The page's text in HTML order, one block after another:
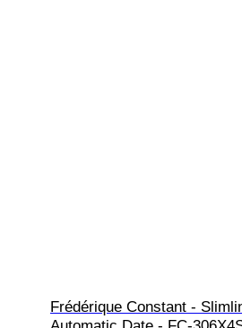
Frédérique Constant -